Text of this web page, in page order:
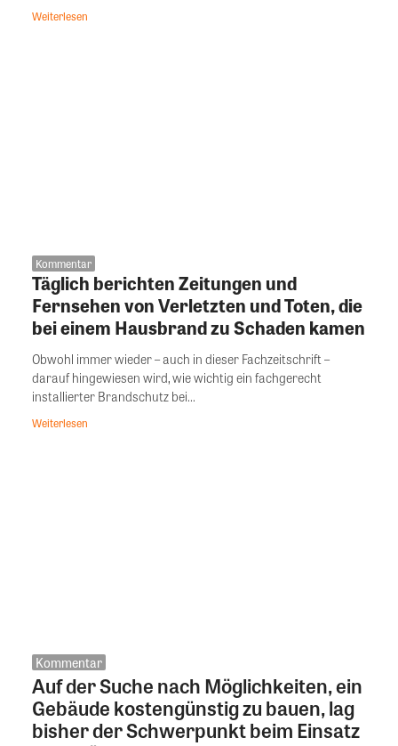
Weiterlesen
Kommentar
Täglich berichten Zeitungen und
Fernsehen von Verletzten und Toten, die
bei einem Hausbrand zu Schaden kamen
Obwohl immer wieder – auch in dieser Fachzeitschrift –
darauf hingewiesen wird, wie wichtig ein fachgerecht
installierter Brandschutz bei...
Weiterlesen
Kommentar
Auf der Suche nach Möglichkeiten, ein
Gebäude kostengünstig zu bauen, lag
bisher der Schwerpunkt beim Einsatz